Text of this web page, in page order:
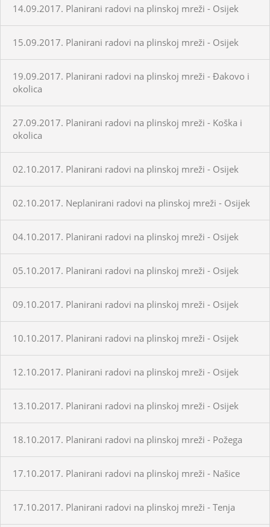
14.09.2017. Planirani radovi na plinskoj mreži - Osijek
15.09.2017. Planirani radovi na plinskoj mreži - Osijek
19.09.2017. Planirani radovi na plinskoj mreži - Đakovo i
okolica
27.09.2017. Planirani radovi na plinskoj mreži - Koška i
okolica
02.10.2017. Planirani radovi na plinskoj mreži - Osijek
02.10.2017. Neplanirani radovi na plinskoj mreži - Osijek
04.10.2017. Planirani radovi na plinskoj mreži - Osijek
05.10.2017. Planirani radovi na plinskoj mreži - Osijek
09.10.2017. Planirani radovi na plinskoj mreži - Osijek
10.10.2017. Planirani radovi na plinskoj mreži - Osijek
12.10.2017. Planirani radovi na plinskoj mreži - Osijek
13.10.2017. Planirani radovi na plinskoj mreži - Osijek
18.10.2017. Planirani radovi na plinskoj mreži - Požega
17.10.2017. Planirani radovi na plinskoj mreži - Našice
17.10.2017. Planirani radovi na plinskoj mreži - Tenja